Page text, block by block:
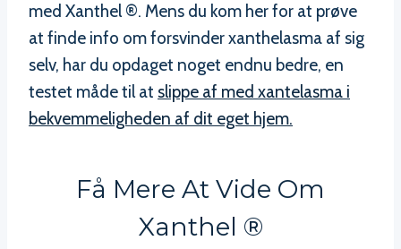
med Xanthel ®. Mens du kom her for at prøve
at finde info om forsvinder xanthelasma af sig
selv, har du opdaget noget endnu bedre, en
testet måde til at slippe af med xantelasma i
bekvemmeligheden af dit eget hjem.
Få Mere At Vide Om
Xanthel ®